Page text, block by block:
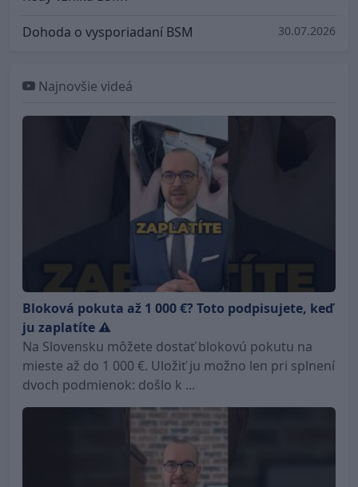
Dohoda o vysporiadaní BSM 30.07.2026
Najnovšie videá
Bloková pokuta až 1 000 €? Toto podpisujete, keď
ju zaplatíte ⚠️
Na Slovensku môžete dostať blokovú pokutu na
mieste až do 1 000 €. Uložiť ju možno len pri splnení
dvoch podmienok: došlo k ...